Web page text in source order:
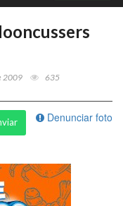
2009 635
Denunciar foto